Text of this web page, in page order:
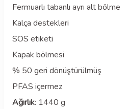
Fermuarlı tabanlı ayrı alt bölme
Kalça destekleri
SOS etiketi
Kapak bölmesi
% 50 geri dönüştürülmüş
PFAS içermez
Ağırlık: 1440 g